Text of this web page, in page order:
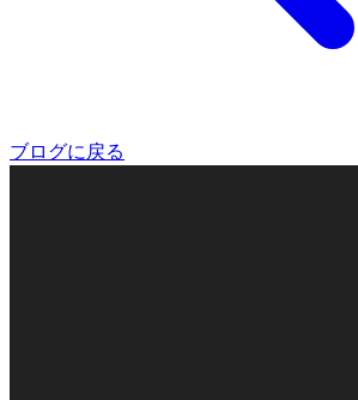
ブログに戻る